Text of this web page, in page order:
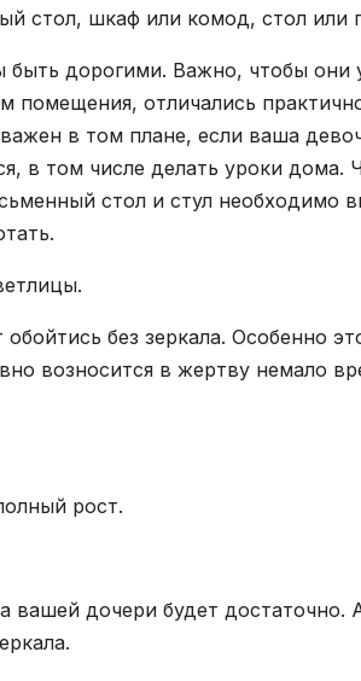
стол, шкаф или комод, стол или
быть дорогими. Важно, чтобы они
помещения, отличались
в том плане, если ваша
в том числе делать уроки дома.
стол и стул необходимо
без зеркала. Особенно
возносится в жертву немало
рост.
вашей дочери будет достаточно.